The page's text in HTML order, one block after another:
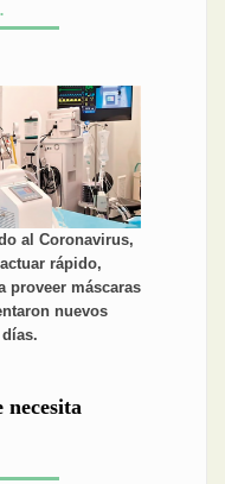
al Coronavirus,
rápido,
proveer máscaras
nuevos